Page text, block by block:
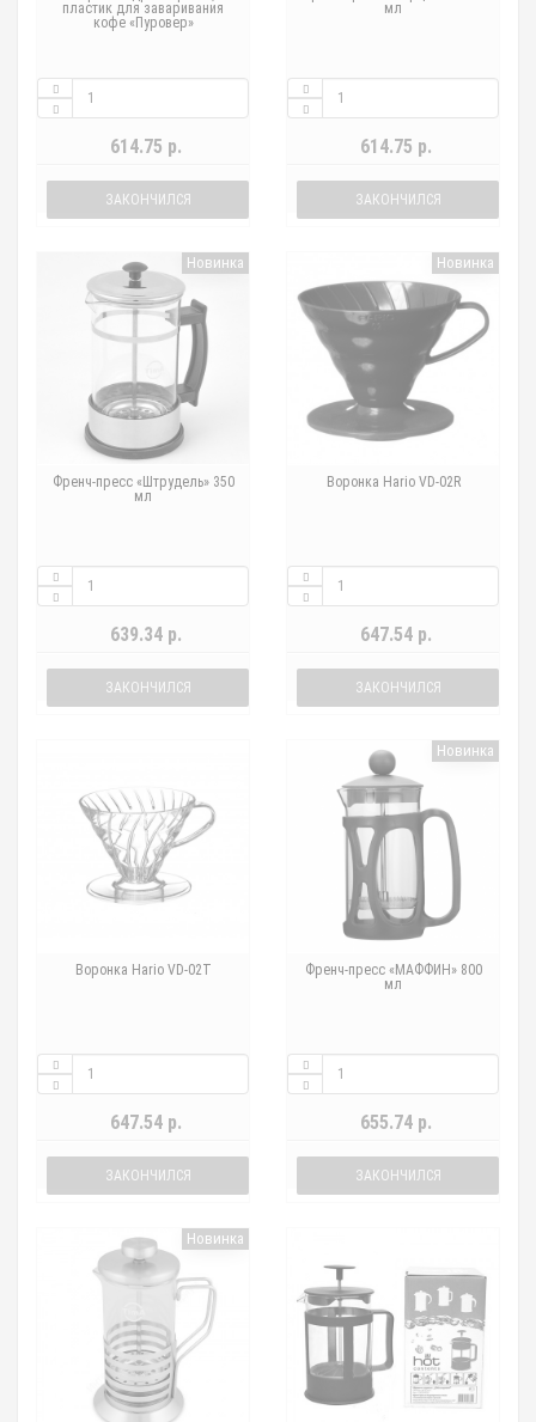
пластик для заваривания
кофе «Пуровер»
614.75 р.
ЗАКОНЧИЛСЯ
мл
614.75 р.
ЗАКОНЧИЛСЯ
Новинка
Френч-пресс «Штрудель» 350
мл
639.34 р.
ЗАКОНЧИЛСЯ
Новинка
Воронка Hario VD-02R
647.54 р.
ЗАКОНЧИЛСЯ
Воронка Hario VD-02T
647.54 р.
ЗАКОНЧИЛСЯ
Новинка
Френч-пресс «МАФФИН» 800
мл
655.74 р.
ЗАКОНЧИЛСЯ
Новинка